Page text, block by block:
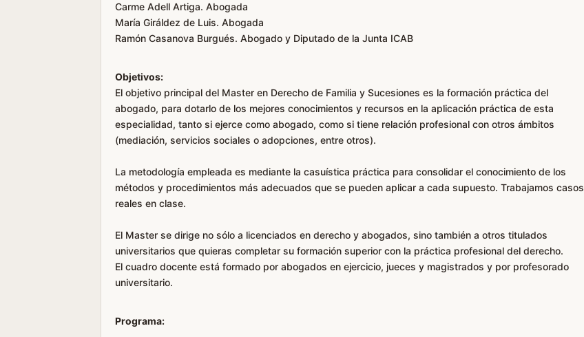
Carme Adell Artiga. Abogada
María Giráldez de Luis. Abogada
Ramón Casanova Burgués. Abogado y Diputado de la Junta ICAB
Objetivos:
El objetivo principal del Master en Derecho de Familia y Sucesiones es la formación práctica del
abogado, para dotarlo de los mejores conocimientos y recursos en la aplicación práctica de esta
especialidad, tanto si ejerce como abogado, como si tiene relación profesional con otros ámbitos
(mediación, servicios sociales o adopciones, entre otros).
La metodología empleada es mediante la casuística práctica para consolidar el conocimiento de los
métodos y procedimientos más adecuados que se pueden aplicar a cada supuesto. Trabajamos casos
reales en clase.
El Master se dirige no sólo a licenciados en derecho y abogados, sino también a otros titulados
universitarios que quieras completar su formación superior con la práctica profesional del derecho.
El cuadro docente está formado por abogados en ejercicio, jueces y magistrados y por profesorado
universitario.
Programa: